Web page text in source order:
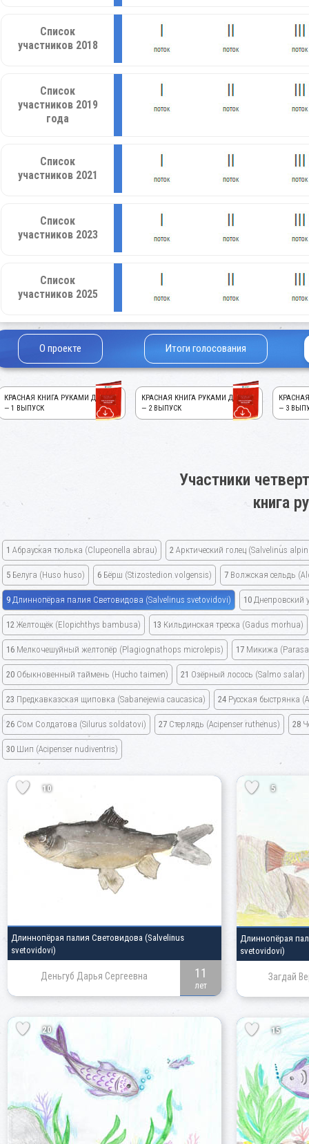
Список
участников 2018
Список
участников 2019
года
Список
участников 2021
Список
участников 2023
Список
участников 2025
О проекте Итоги голосования
КРАСНАЯ КНИГА РУКАМИ ДЕТЕЙ!
— 1 ВЫПУСК
КРАСНАЯ КНИГА РУКАМИ ДЕТЕЙ!
— 2 ВЫПУСК
— 3
Участники
книга
1 Абрауская тюлька (Clupeonella abrau) 2 Арктический голец (Salvelinus
5 Белуга (Huso huso) 6 Бёрш (Stizostedion volgensis) 7 Волжская сельдь
9 Длиннопёрая палия Световидова (Salvelinus svetovidovi) 10 Днепровский
12 Желтощёк (Elopichthys bambusa) 13 Кильдинская треска (Gadus morhua)
16 Мелкочешуйный желтопёр (Plagiognathops microlepis) 17 Микижа
20 Обыкновенный таймень (Hucho taimen) 21 Озёрный лосось (Salmo salar)
23 Предкавказская щиповка (Sabanejewia caucasica) 24 Русская быстрянка
26 Сом Солдатова (Silurus soldatovi) 27 Стерлядь (Acipenser ruthenus) 28
30 Шип (Acipenser nudiventris)
10
Длиннопёрая палия Световидова (Salvelinus
svetovidovi)
Деньгуб Дарья Сергеевна 11
лет
5
Длиннопёрая
svetovidovi)
Загдай
20 15